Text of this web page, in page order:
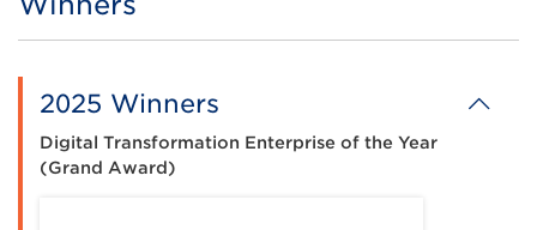
2025 Winners
Digital Transformation Enterprise of the Year
(Grand Award)